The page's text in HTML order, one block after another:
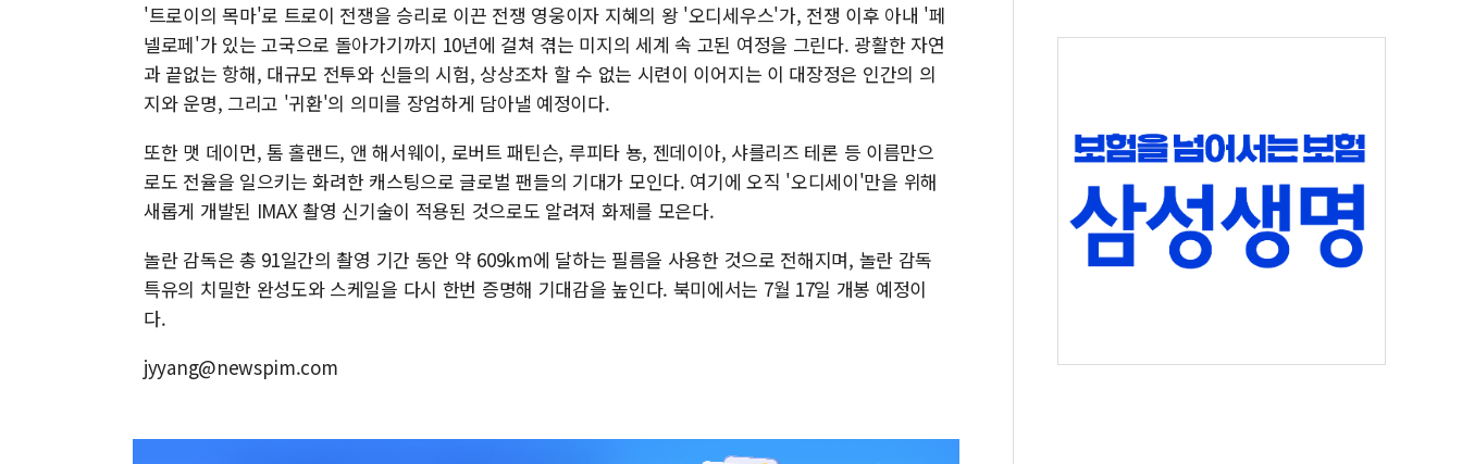
'트로이의 목마'로 트로이 전쟁을 승리로 이끈 전쟁 영웅이자 지혜의 왕 '오디세우스'가, 전쟁 이후 아내 '페
넬로페'가 있는 고국으로 돌아가기까지 10년에 걸쳐 겪는 미지의 세계 속 고된 여정을 그린다. 광활한 자연
과 끝없는 항해, 대규모 전투와 신들의 시험, 상상조차 할 수 없는 시련이 이어지는 이 대장정은 인간의 의
지와 운명, 그리고 '귀환'의 의미를 장엄하게 담아낼 예정이다.
또한 맷 데이먼, 톰 홀랜드, 앤 해서웨이, 로버트 패틴슨, 루피타 뇽, 젠데이아, 샤를리즈 테론 등 이름만으
로도 전율을 일으키는 화려한 캐스팅으로 글로벌 팬들의 기대가 모인다. 여기에 오직 '오디세이'만을 위해
새롭게 개발된 IMAX 촬영 신기술이 적용된 것으로도 알려져 화제를 모은다.
놀란 감독은 총 91일간의 촬영 기간 동안 약 609km에 달하는 필름을 사용한 것으로 전해지며, 놀란 감독
특유의 치밀한 완성도와 스케일을 다시 한번 증명해 기대감을 높인다. 북미에서는 7월 17일 개봉 예정이
다.
jyyang@newspim.com